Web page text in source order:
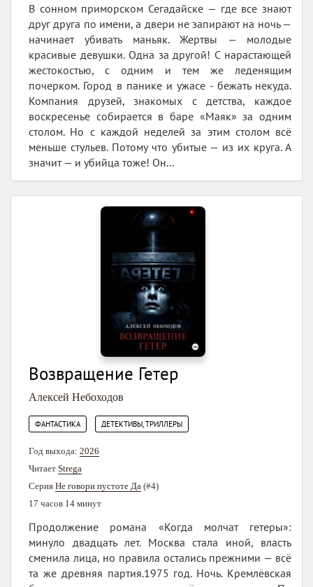
В сонном приморском Сегадайске — где все знают
друг друга по имени, а двери не запирают на ночь —
начинает убивать маньяк. Жертвы — молодые
красивые девушки. Одна за другой! С нарастающей
жестокостью, с одним и тем же леденящим
почерком. Город в панике и ужасе - бежать некуда.
Компания друзей, знакомых с детства, каждое
воскресенье собирается в баре «Маяк» за одним
столом. Но с каждой неделей за этим столом всё
меньше стульев. Потому что убитые — из их круга. А
значит — и убийца тоже! Он...
Возвращение Гетер
Алексей Небоходов
ФАНТАСТИКА ДЕТЕКТИВЫ, ТРИЛЛЕРЫ
Год выхода: 2026
Читает Strega
Серия Не говори пустоте Да (#4)
17 часов 14 минут
Продолжение романа «Когда молчат гетеры»:
минуло двадцать лет. Москва стала иной, власть
сменила лица, но правила остались прежними — всё
та же древняя партия.1975 год. Ночь. Кремлёвская